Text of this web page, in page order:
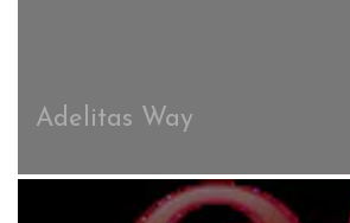
Adelitas Way